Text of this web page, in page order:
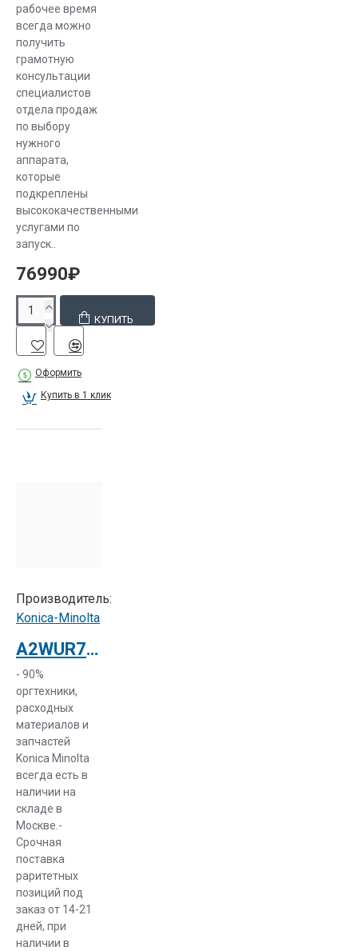
рабочее время
всегда можно
получить
грамотную
консультации
специалистов
отдела продаж
по выбору
нужного
аппарата,
которые
подкреплены
высококачественными
услугами по
запуск..
76990₽
КУПИТЬ
Оформить
Купить в 1 клик
Производитель:
Konica-Minolta
A2WUR70622 Ролик переноса изображения Konica Minolta 552 / 652
- 90%
оргтехники,
расходных
материалов и
запчастей
Konica Minolta
всегда есть в
наличии на
складе в
Москве.-
Срочная
поставка
раритетных
позиций под
заказ от 14-21
дней, при
наличии в